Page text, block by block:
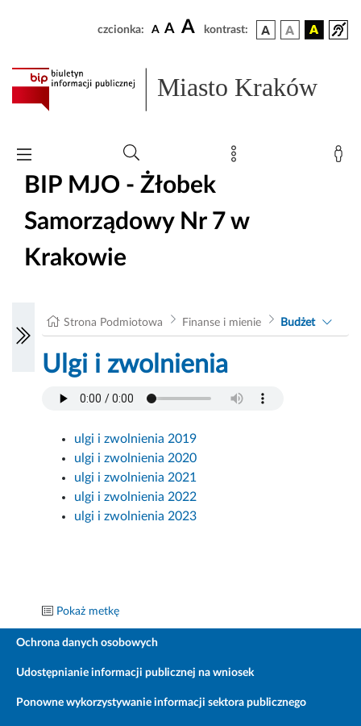
czcionka: A A A kontrast:
Miasto Kraków
BIP MJO - Żłobek
Samorządowy Nr 7 w
Krakowie
Strona Podmiotowa Finanse i mienie Budżet
Ulgi i zwolnienia
ulgi i zwolnienia 2019
ulgi i zwolnienia 2020
ulgi i zwolnienia 2021
ulgi i zwolnienia 2022
ulgi i zwolnienia 2023
Pokaż metkę
Ochrona danych osobowych
Udostępnianie informacji publicznej na wniosek
Ponowne wykorzystywanie informacji sektora publicznego